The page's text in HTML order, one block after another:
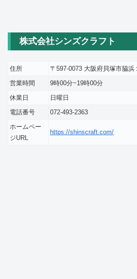
株式会社シンズクラフト
住所 〒597-0073 大阪府貝塚市脇浜
営業時間
9時00分~19時00分
休業日
日曜日
電話番号
072-493-2363
ホームペー
ジURL
https://shinscraft.com/